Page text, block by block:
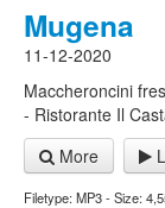
Mugena
11-12-2020
Maccheroncini
- Ristorante Il
More
Filetype: MP3 - Size: